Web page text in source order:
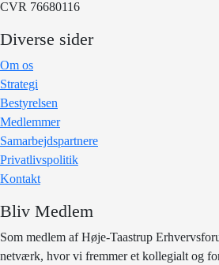
CVR 76680116
Diverse sider
Om os
Strategi
Bestyrelsen
Medlemmer
Samarbejdspartnere
Privatlivspolitik
Kontakt
Bliv Medlem
Som medlem af Høje-Taastrup
netværk, hvor vi fremmer et kollegialt og